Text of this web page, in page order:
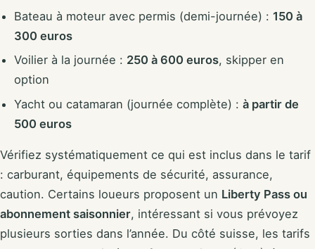
Bateau à moteur avec permis (demi-journée) : 150 à
300 euros
Voilier à la journée : 250 à 600 euros, skipper en
option
Yacht ou catamaran (journée complète) : à partir de
500 euros
Vérifiez systématiquement ce qui est inclus dans le tarif
: carburant, équipements de sécurité, assurance,
caution. Certains loueurs proposent un Liberty Pass ou
abonnement saisonnier, intéressant si vous prévoyez
plusieurs sorties dans l’année. Du côté suisse, les tarifs